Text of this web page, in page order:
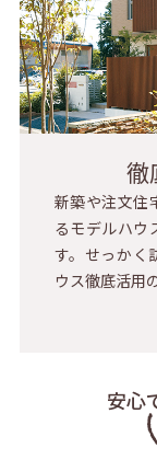
徹
新築や注文住
るモデルハウ
す。せっかく
ウス徹底活用
安心